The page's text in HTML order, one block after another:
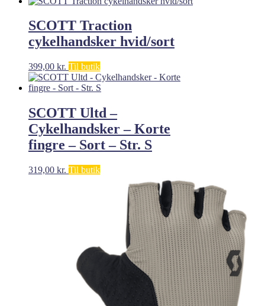
SCOTT Traction
cykelhandsker hvid/sort
399,00 kr. Til butik
SCOTT Ultd –
Cykelhandsker – Korte
fingre – Sort – Str. S
319,00 kr. Til butik